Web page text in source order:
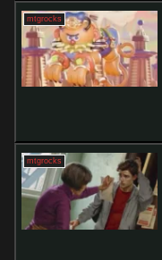
mtgrocks
mtgrocks